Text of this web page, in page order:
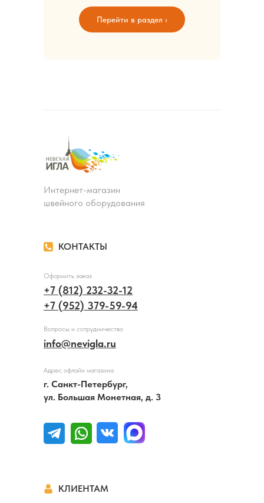
Перейти в раздел ›
КЛИЕНТАМ
КОНТАКТЫ
Интернет-магазин
швейного оборудования
+7 (812) 232-32-12
+7 (952) 379-59-94
info@nevigla.ru
Оформить заказ
Вопросы и сотрудничество
Адрес офлайн магазина
г. Санкт-Петербург,
ул. Большая Монетная, д. 3